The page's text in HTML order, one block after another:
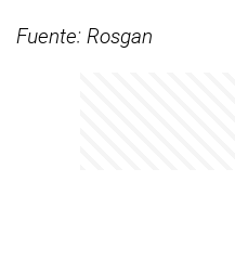
Fuente: Rosgan